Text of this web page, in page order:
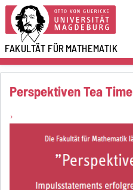
FAKULTÄT FÜRMATHEMATIK
Perspektiven Tea Time